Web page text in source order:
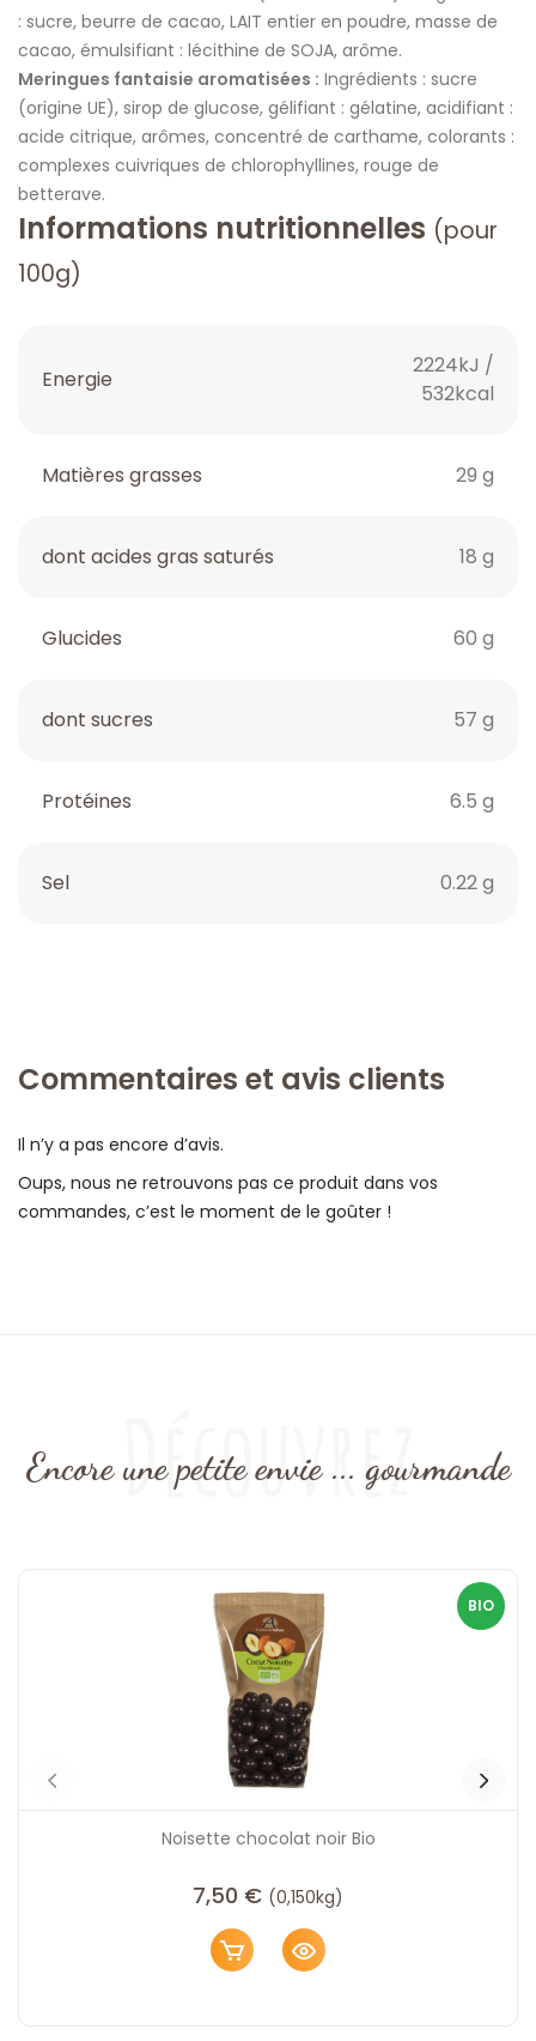
: sucre, beurre de cacao, LAIT entier en poudre, masse de
cacao, émulsifiant : lécithine de SOJA, arôme.
Meringues fantaisie aromatisées : Ingrédients : sucre
(origine UE), sirop de glucose, gélifiant : gélatine, acidifiant :
acide citrique, arômes, concentré de carthame, colorants :
complexes cuivriques de chlorophyllines, rouge de
betterave.
Informations nutritionnelles (pour
100g)
Energie
2224kJ /
532kcal
Matières grasses 29 g
dont acides gras saturés 18 g
Glucides 60 g
dont sucres 57 g
Protéines 6.5 g
Sel 0.22 g
Commentaires et avis clients
Il n’y a pas encore d’avis.
Oups, nous ne retrouvons pas ce produit dans vos
commandes, c’est le moment de le goûter !
Encore une petite envie ... gourmande
Découvrez
BIO
Noisette chocolat noir Bio
7,50 € (0,150kg)